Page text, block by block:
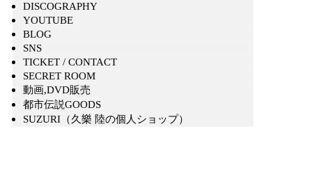
DISCOGRAPHY
YOUTUBE
BLOG
SNS
TICKET / CONTACT
SECRET ROOM
動画,DVD販売
都市伝説GOODS
SUZURI（久樂 陸の個人ショップ）